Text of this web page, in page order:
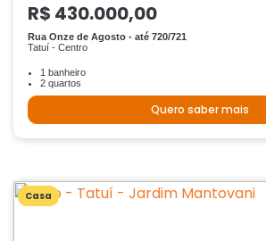
R$ 430.000,00
Rua Onze de Agosto - até 720/721
Tatuí - Centro
1 banheiro
2 quartos
Quero saber mais
Casa